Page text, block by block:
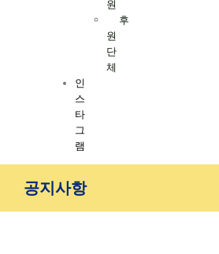
원
후
원
단
체
인
스
타
그
램
공지사항